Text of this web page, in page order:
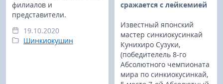
филиалов и
представители.
19.10.2020
Шинкиокушин
сражается с лейкемией
Известный японский
мастер синкиокусинкай
Кунихиро Сузуки,
(победителель 8-го
Абсолютного чемпионата
мира по синкиокусинкай,